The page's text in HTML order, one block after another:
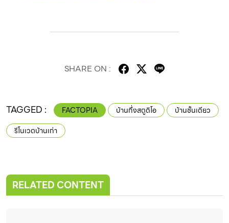
SHARE ON :
TAGGED : FACTOPIA บ้านกึ่งสตูดิโอ
บ้านชั้นเดียว
รีโนเวตบ้านเก่า
RELATED CONTENT